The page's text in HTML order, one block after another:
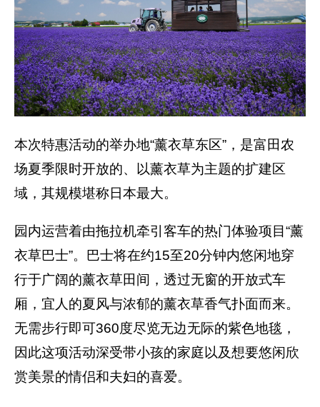
本次特惠活动的举办地“薰衣草东区”，是富田农
场夏季限时开放的、以薰衣草为主题的扩建区
域，其规模堪称日本最大。
园内运营着由拖拉机牵引客车的热门体验项目“薰
衣草巴士”。巴士将在约15至20分钟内悠闲地穿
行于广阔的薰衣草田间，透过无窗的开放式车
厢，宜人的夏风与浓郁的薰衣草香气扑面而来。
无需步行即可360度尽览无边无际的紫色地毯，
因此这项活动深受带小孩的家庭以及想要悠闲欣
赏美景的情侣和夫妇的喜爱。